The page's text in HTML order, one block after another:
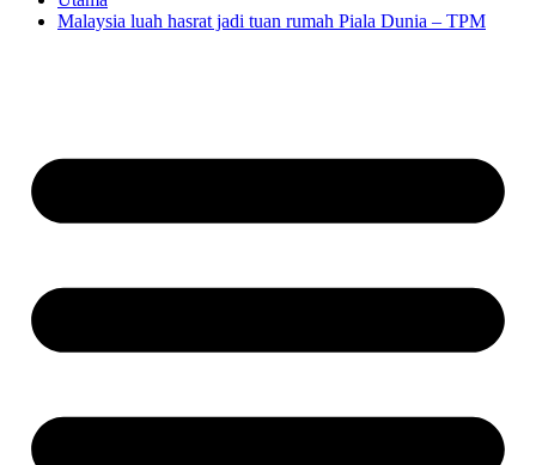
Malaysia luah hasrat jadi tuan rumah Piala Dunia – TPM